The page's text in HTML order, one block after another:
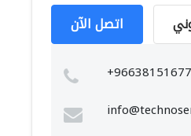
اتصل الآن
+96638151677